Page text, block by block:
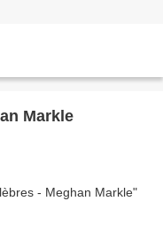
Markle